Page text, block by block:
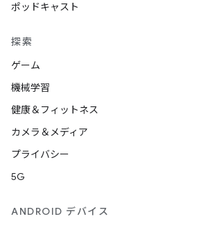
ポッドキャスト
探索
ゲーム
機械学習
健康＆フィットネス
カメラ＆メディア
プライバシー
5G
ANDROID デバイス